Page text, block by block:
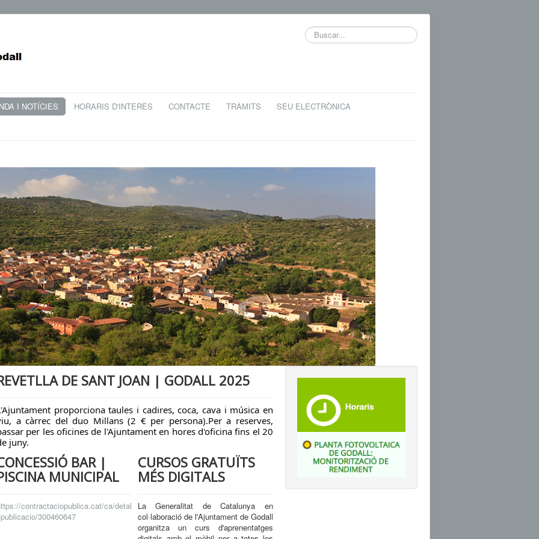
Buscar...
I NOTÍCIES HORARIS D'INTERÈS CONTACTE TRÀMITS SEU ELECTRÒNICA
DE SANT JOAN | GODALL 2025
proporciona taules i cadires, coca, cava i música en
a càrrec del duo Millans (2 € per persona).Per a reserves,
per les oficines de l'Ajuntament en hores d'oficina fins el 20
juny.
BAR |
MUNICIPAL
contractaciopublica.cat/ca/detal
300460647
CURSOS GRATUÏTS
MÉS DIGITALS
La Generalitat de Catalunya en
col·laboració de l'Ajuntament de Godall
organitza un curs d'aprenentatges